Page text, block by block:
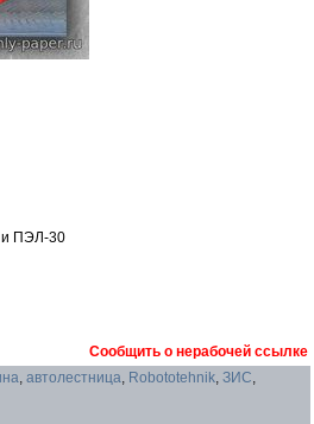
и ПЭЛ-30
Сообщить о нерабочей ссылке
, автолестница, Robototehnik, ЗИС,